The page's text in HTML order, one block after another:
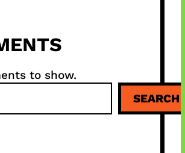
to show.
SEARCH